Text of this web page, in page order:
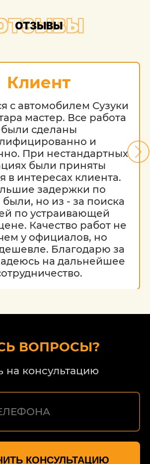
ОТЗЫВЫ
Клиент
с автомобилем Сузуки
мастер. Все работа
были сделаны
и
При нестандартных
были приняты
в интересах клиента.
задержки по
но из - за поиска
по устраивающей
Качество работ не
у официалов, но
Благодарю за
на дальнейшее
ВОПРОСЫ?
на консультацию
КОНСУЛЬТАЦИЮ